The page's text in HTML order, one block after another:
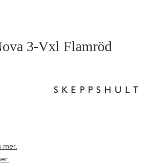
3-Vxl Flamröd
mer.